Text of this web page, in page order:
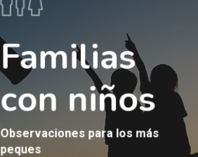
Familias
con niños
Observaciones para los más
peques